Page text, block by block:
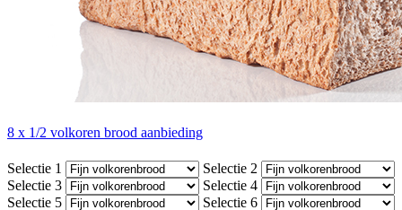
8 x 1/2 volkoren brood aanbieding
Selectie 1
Selectie 2
Selectie 3
Selectie 4
Selectie 5
Selectie 6